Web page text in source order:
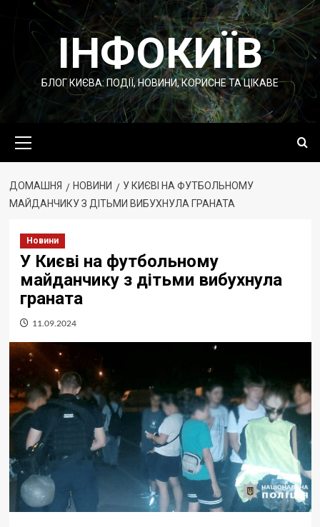
Перейти
ІНФОКИЇВ
БЛОГ КИЄВА: ПОДІЇ, НОВИНИ, КОРИСНЕ ТА ЦІКАВЕ
меню
ДОМАШНЯ НОВИНИ
У КИЄВІ НА ФУТБОЛЬНОМУ
МАЙДАНЧИКУ З ДІТЬМИ ВИБУХНУЛА ГРАНАТА
Новини
У Києві на футбольному
майданчику з дітьми вибухнула
граната
11.09.2024